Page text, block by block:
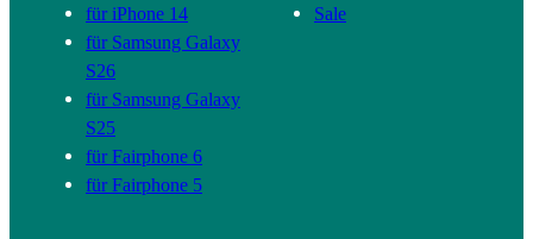
für iPhone 14
für Samsung Galaxy
S26
für Samsung Galaxy
S25
für Fairphone 6
für Fairphone 5
Sale